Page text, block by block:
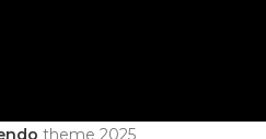
theme 2025